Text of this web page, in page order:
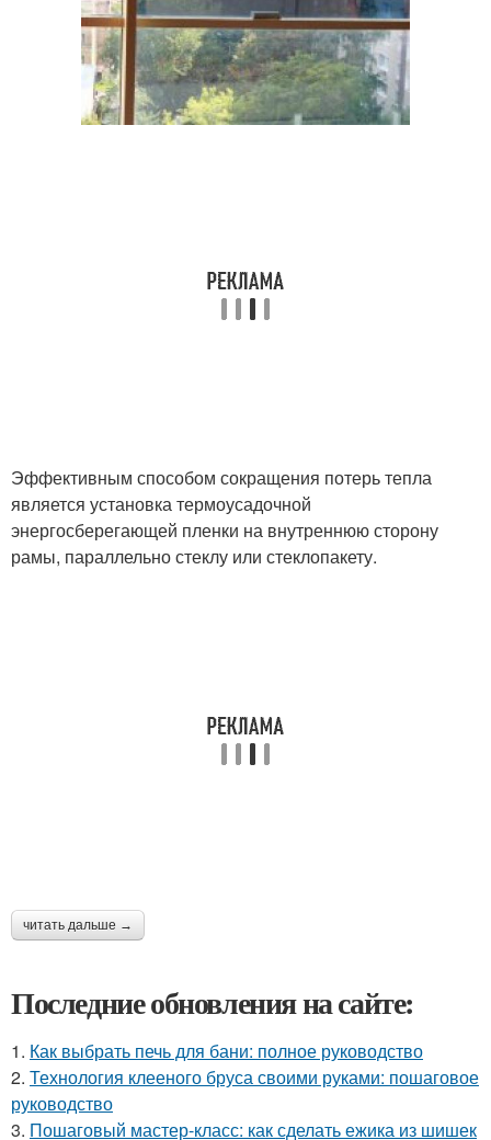
Эффективным способом сокращения потерь тепла
является установка термоусадочной
энергосберегающей пленки на внутреннюю сторону
рамы, параллельно стеклу или стеклопакету.
читать дальше →
Последние обновления на сайте:
1. Как выбрать печь для бани: полное руководство
2. Технология клееного бруса своими руками: пошаговое
руководство
3. Пошаговый мастер-класс: как сделать ежика из шишек